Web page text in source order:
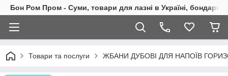
Бон Ром Пром - Суми, товари для лазні в Україні, бондарні
Товари та послуги ЖБАНИ ДУБОВІ ДЛЯ НАПОЇВ